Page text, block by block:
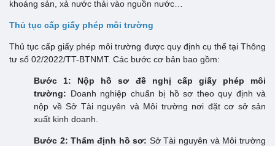
khoáng sản, xả nước thải vào nguồn nước…
Thủ tục cấp giấy phép môi trường
Thủ tục cấp giấy phép môi trường được quy định cụ thể tại Thông
tư số 02/2022/TT-BTNMT. Các bước cơ bản bao gồm:
Bước 1: Nộp hồ sơ đề nghị cấp giấy phép môi
trường: Doanh nghiệp chuẩn bị hồ sơ theo quy định và
nộp về Sở Tài nguyên và Môi trường nơi đặt cơ sở sản
xuất kinh doanh.
Bước 2: Thẩm định hồ sơ: Sở Tài nguyên và Môi trường